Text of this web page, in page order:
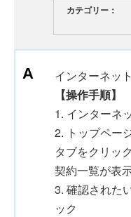
カテゴリー：
インターネッ
【操作手順】
1. インターネ
2. トップペー
タブをクリック
契約一覧が表
3. 確認された
ック